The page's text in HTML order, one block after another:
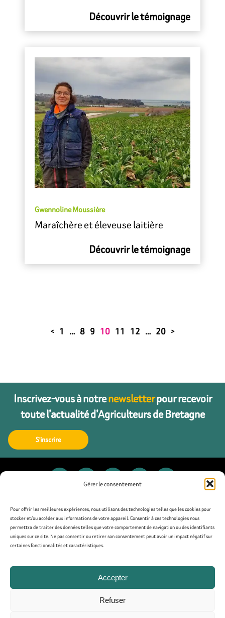
Gérer le consentement
Pour offrir les meilleures expériences, nous utilisons des technologies telles que les cookies pour
stocker et/ou accéder aux informations de votre appareil. Consentir à ces technologies nous
permettra de traiter des données telles que votre comportement de navigation ou des identifiants
uniques sur ce site. Ne pas consentir ou retirer son consentement peut avoir un impact négatif sur
certaines fonctionnalités et caractéristiques.
Accepter
Refuser
Découvrir le témoignage
Gwennoline Moussière
Maraîchère et éleveuse laitière
Découvrir le témoignage
< 1 … 8 9 10 11 12 … 20 >
Inscrivez-vous à notrenewsletterpour recevoir
toute l’actualité d’Agriculteurs de Bretagne
S'inscrire
Contact
Presse
Politique de confidentialité